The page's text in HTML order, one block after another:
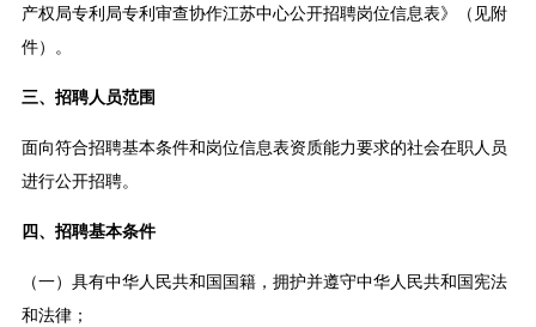
产权局专利局专利审查协作江苏中心公开招聘岗位信息表》（见附
件）。
三、招聘人员范围
面向符合招聘基本条件和岗位信息表资质能力要求的社会在职人员
进行公开招聘。
四、招聘基本条件
（一）具有中华人民共和国国籍，拥护并遵守中华人民共和国宪法
和法律；